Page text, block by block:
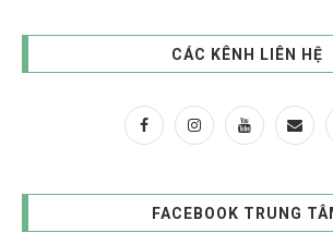
CÁC KÊNH LIÊN HỆ
FACEBOOK TRUNG